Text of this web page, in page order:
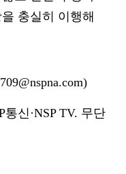
충실히 이행해
신·NSP TV. 무단